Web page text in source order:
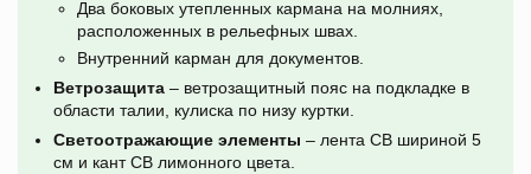
Два боковых утепленных кармана на молниях,
расположенных в рельефных швах.
Внутренний карман для документов.
Ветрозащита – ветрозащитный пояс на подкладке в
области талии, кулиска по низу куртки.
Светоотражающие элементы – лента СВ шириной 5
см и кант СВ лимонного цвета.